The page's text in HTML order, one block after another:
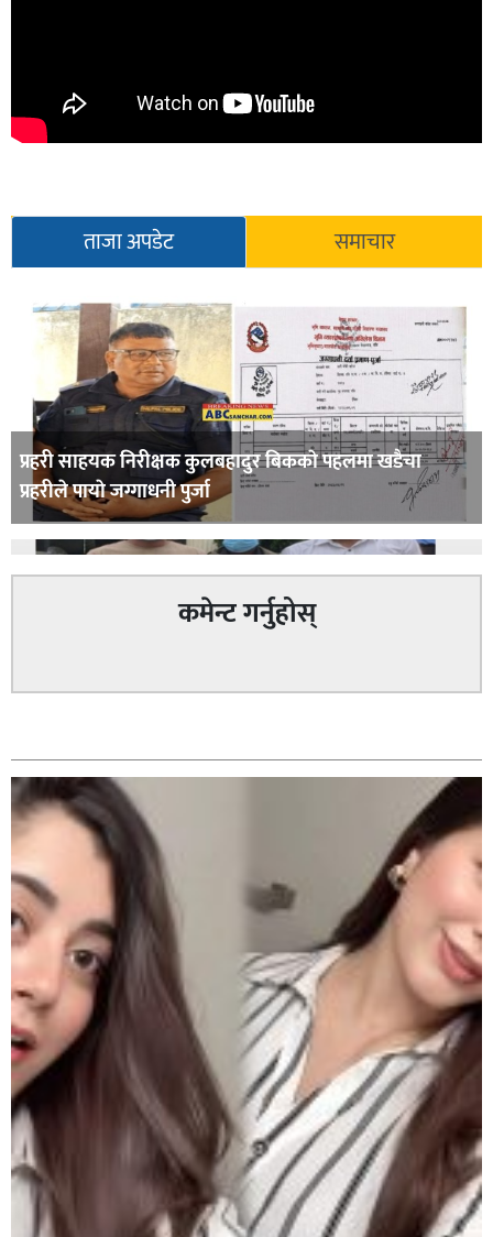
ताजा अपडेट समाचार
प्रहरी साहयक निरीक्षक कुलबहादुर बिककाे पहलमा खडैचा
प्रहरीले पायाे जग्गाधनी पुर्जा
भिक्षा मागेर कारमा घुम्ने बाबाहरूलाई दाङ प्रहरीले पक्राउ,भारत
फर्कने सर्तमा रिहा,
रौतहटमा १२ हजार लिटर पेट्रोल बोकेको ट्यांकर दुर्घटनापछि
कमेन्ट गर्नुहोस्